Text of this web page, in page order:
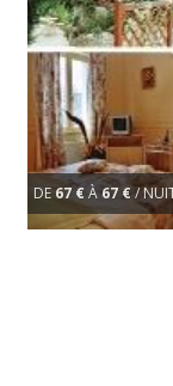
DE 67 €À67 €/